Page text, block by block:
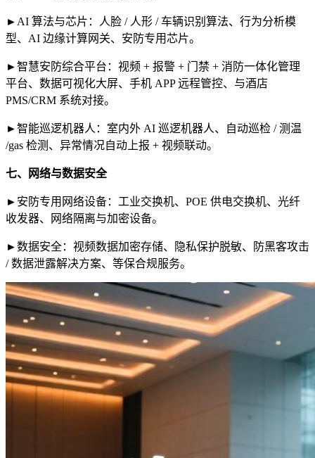
►AI 算法与芯片：人脸 / 人形 / 车辆识别算法、行为分析模
型、AI 边缘计算网关、安防专用芯片。
►智慧安防综合平台：视频 + 报警 + 门禁 + 消防一体化管理
平台、数据可视化大屏、手机 APP 远程管控、与酒店
PMS/CRM 系统对接。
►智能巡逻机器人：室内外 AI 巡逻机器人、自动巡检 / 测温
/gas 检测、异常情况自动上报 + 视频联动。
七、网络与数据安全
►安防专用网络设备：工业交换机、POE 供电交换机、光纤
收发器、网络隔离与加密设备。
►数据安全：视频数据加密存储、隐私保护脱敏、防黑客攻击
/ 数据泄露解决方案、等保合规服务。